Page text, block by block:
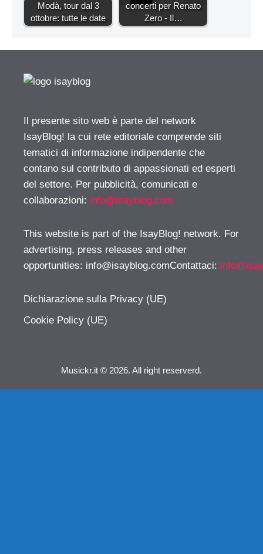
Modà, tour dal 3
ottobre: tutte le date
concerti per Renato
Zero - Il…
Il presente sito web è parte del network
IsayBlog! la cui rete editoriale comprende siti
tematici di informazione indipendente che
contano sul contributo di appassionati ed esperti
del settore. Per pubblicità, comunicati e
collaborazioni: info@isayblog.com
This website is part of the IsayBlog! network. For
advertising, press releases and other
opportunities: info@isayblog.comContattaci:
Dichiarazione sulla Privacy (UE)
Cookie Policy (UE)
Musickr.it © 2026. All right reserverd.